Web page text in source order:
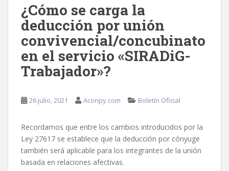
¿Cómo se carga la
deducción por unión
convivencial/concubinato
en el servicio «SIRADiG-
Trabajador»?
26 julio, 2021 Aconpy.com Boletín Oficial
Recordamos que entre los cambios introducidos por la
Ley 27617 se establece que la deducción por cónyuge
también será aplicable para los integrantes de la unión
basada en relaciones afectivas.